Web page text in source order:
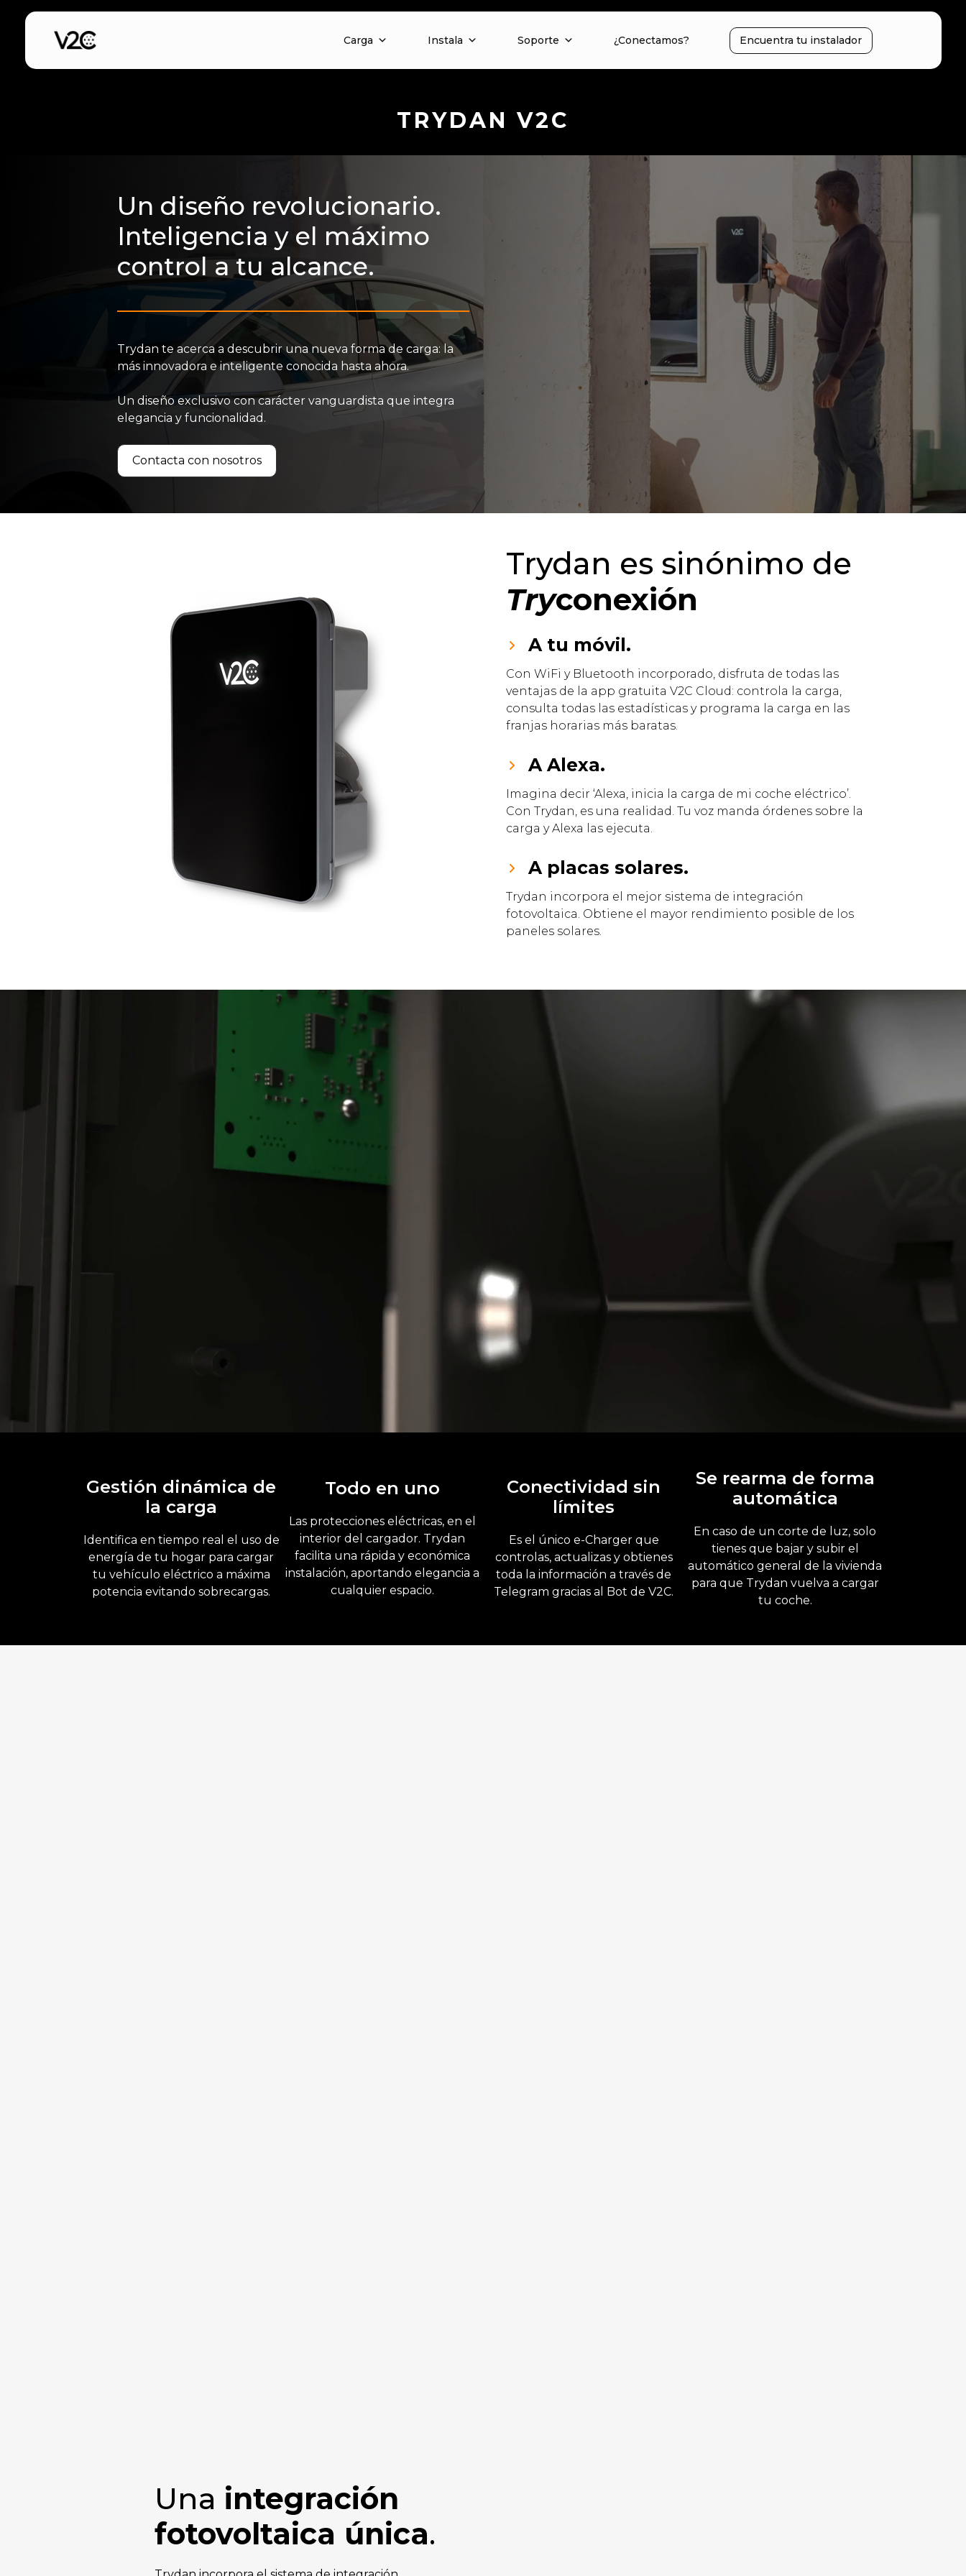
contenido
Carga Instala Soporte ¿Conectamos? Encuentra tu instalador
TRYDAN V2C
Un diseño revoIucionario.
Inteligencia y el máximo
control a tu alcance.
Trydan te acerca a descubrir una nueva forma de carga: la
más innovadora e inteligente conocida hasta ahora.
Un diseño exclusivo con carácter vanguardista que integra
elegancia y funcionalidad.
Contacta con nosotros
Trydan es sinónimo de
Tryconexión
A tu móvil.
Con WiFi y Bluetooth incorporado, disfruta de todas las
ventajas de la app gratuita V2C Cloud: controla la carga,
consulta todas las estadísticas y programa la carga en las
franjas horarias más baratas.
A Alexa.
Imagina decir ‘Alexa, inicia la carga de mi coche eléctrico’.
Con Trydan, es una realidad. Tu voz manda órdenes sobre la
carga y Alexa las ejecuta.
A placas solares.
Trydan incorpora el mejor sistema de integración
fotovoltaica. Obtiene el mayor rendimiento posible de los
paneles solares.
Gestión dinámica de
la carga
Identifica en tiempo real el uso de
energía de tu hogar para cargar
tu vehículo eléctrico a máxima
potencia evitando sobrecargas.
Todo en uno
Las protecciones eléctricas, en el
interior del cargador. Trydan
facilita una rápida y económica
instalación, aportando elegancia a
cualquier espacio.
Conectividad sin
límites
Es el único e-Charger que
controlas, actualizas y obtienes
toda la información a través de
Telegram gracias al Bot de V2C.
Se rearma de forma
automática
En caso de un corte de luz, solo
tienes que bajar y subir el
automático general de la vivienda
para que Trydan vuelva a cargar
tu coche.
Una integración
fotovoltaica única.